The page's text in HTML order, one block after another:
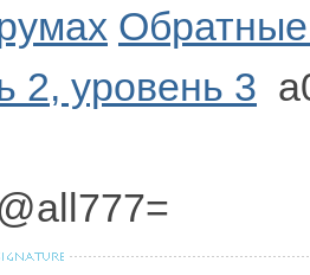
2, уровень 3